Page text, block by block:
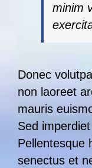
minim
Donec
non laoreet
mauris
Sed
Pellentesque
senectus et